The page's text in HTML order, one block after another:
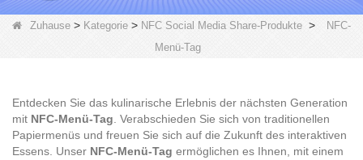
Zuhause > Kategorie > NFC Social Media Share-Produkte >
NFC-
Menü-Tag
Entdecken Sie das kulinarische Erlebnis der nächsten Generation
mit NFC-Menü-Tag . Verabschieden Sie sich von traditionellen
Papiermenüs und freuen Sie sich auf die Zukunft des interaktiven
Essens. Unser NFC-Menü-Tag ermöglichen es Ihnen, mit einem